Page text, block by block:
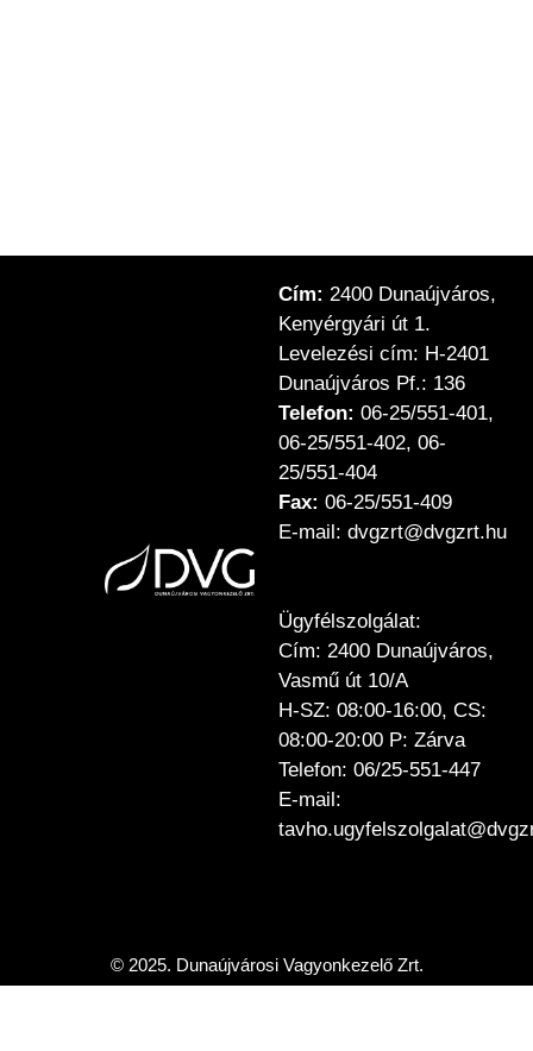
Cím: 2400 Dunaújváros,
Kenyérgyári út 1.
Levelezési cím: H-2401
Dunaújváros Pf.: 136
Telefon: 06-25/551-401,
06-25/551-402, 06-
25/551-404
Fax: 06-25/551-409
E-mail: dvgzrt@dvgzrt.hu
Ügyfélszolgálat:
Cím: 2400 Dunaújváros,
Vasmű út 10/A
H-SZ: 08:00-16:00, CS:
08:00-20:00 P: Zárva
Telefon: 06/25-551-447
E-mail:
© 2025. Dunaújvárosi Vagyonkezelő Zrt.